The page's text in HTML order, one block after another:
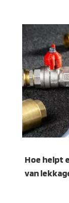
Hoe helpt
van